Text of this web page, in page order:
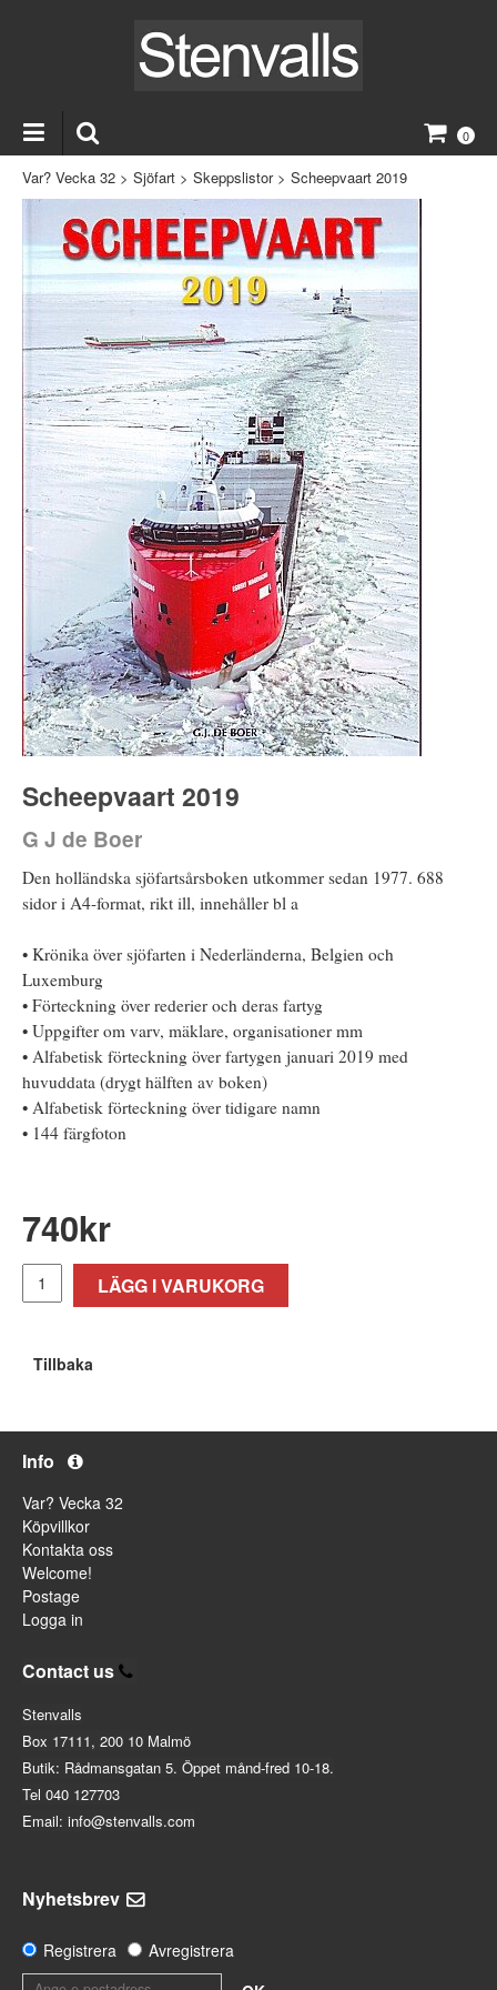
0
Var? Vecka 32 > Sjöfart > Skeppslistor> Scheepvaart 2019
Scheepvaart 2019
G J de Boer
Den holländska sjöfartsårsboken utkommer sedan 1977. 688
sidor i A4-format, rikt ill, innehåller bl a
• Krönika över sjöfarten i Nederländerna, Belgien och
Luxemburg
• Förteckning över rederier och deras fartyg
• Uppgifter om varv, mäklare, organisationer mm
• Alfabetisk förteckning över fartygen januari 2019 med
huvuddata (drygt hälften av boken)
• Alfabetisk förteckning över tidigare namn
• 144 färgfoton
740kr
LÄGG I VARUKORG
Tillbaka
Info
Var? Vecka 32
Köpvillkor
Kontakta oss
Welcome!
Postage
Logga in
Contact us
Stenvalls
Box 17111, 200 10 Malmö
Butik: Rådmansgatan 5. Öppet månd-fred 10-18.
Tel 040 127703
Email: info@stenvalls.com
Nyhetsbrev
Registrera
Avregistrera